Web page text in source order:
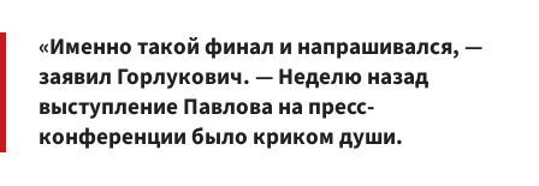
«Именно такой финал и напрашивался, —
заявил Горлукович. — Неделю назад
выступление Павлова на пресс-
конференции было криком души.